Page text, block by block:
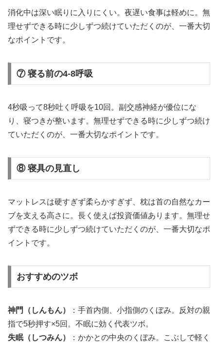
消化中は深い眠りに入りにくい。夜遅い食事は軽めに。無
理せずできる時に少しずつ続けていただくのが、一番大切
なポイントです。
⑦ 寝る前の4-8呼吸
4秒吸って8秒吐く呼吸を10回。副交感神経が優位にな
り、寝つきが整います。無理せずできる時に少しずつ続け
ていただくのが、一番大切なポイントです。
⑧ 寝具の見直し
マットレスは硬すぎず柔らかすぎず、枕は首の自然なカー
ブを支える高さに。長く使えば投資価値あります。無理せ
ずできる時に少しずつ続けていただくのが、一番大切なポ
イントです。
おすすめのツボ
神門（しんもん）
：手首内側、小指側のくぼみ。反対の親
指で5秒押す×5回。不眠に効く代表ツボ。
失眠（しつみん）
：かかとの中央のくぼみ。こぶしで軽く